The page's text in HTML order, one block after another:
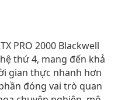
PRO 2000 Blackwell
thứ 4, mang đến khả
gian thực nhanh hơn
đóng vai trò quan